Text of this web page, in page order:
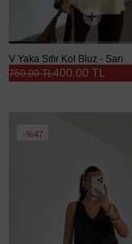
V Yaka Sıfır Kol Bluz - Sarı
400,00 TL
750,00 TL
%47